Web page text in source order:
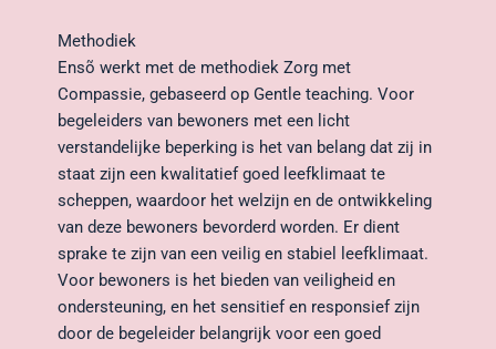
Methodiek
Ensõ werkt met de methodiek Zorg met
Compassie, gebaseerd op Gentle teaching. Voor
begeleiders van bewoners met een licht
verstandelijke beperking is het van belang dat zij in
staat zijn een kwalitatief goed leefklimaat te
scheppen, waardoor het welzijn en de ontwikkeling
van deze bewoners bevorderd worden. Er dient
sprake te zijn van een veilig en stabiel leefklimaat.
Voor bewoners is het bieden van veiligheid en
ondersteuning, en het sensitief en responsief zijn
door de begeleider belangrijk voor een goed